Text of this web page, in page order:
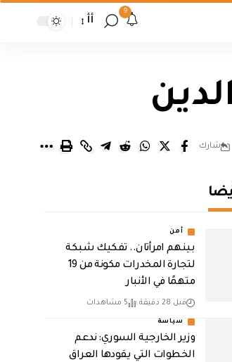
9
أأ
شارك
أمن
بينهم امرأتان.. تفكيك شبكة
لتجارة المخدرات مكونة من 19
متهمًا في الأنبار
قبل 28 دقيقة 5 مشاهدات
سياسة
وزير الخارجية السوري: ندعم
الخطوات التي يقودها العراق